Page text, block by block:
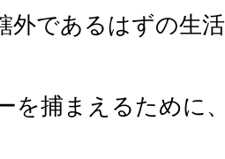
であるはずの生
捕まえるために、